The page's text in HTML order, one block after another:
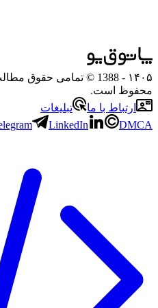
۱۴۰۵
- 1388 © تمامی حقوق
محفوظ است.
ارتباط با ما
تبلیغات
LinkedIn DMCA